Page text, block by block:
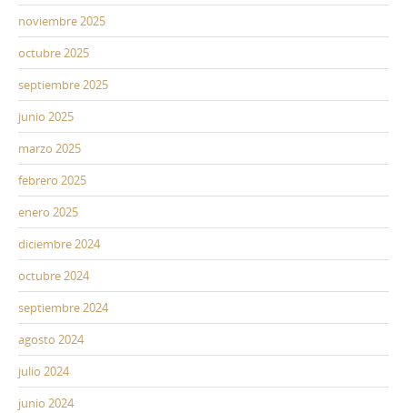
noviembre 2025
octubre 2025
septiembre 2025
junio 2025
marzo 2025
febrero 2025
enero 2025
diciembre 2024
octubre 2024
septiembre 2024
agosto 2024
julio 2024
junio 2024